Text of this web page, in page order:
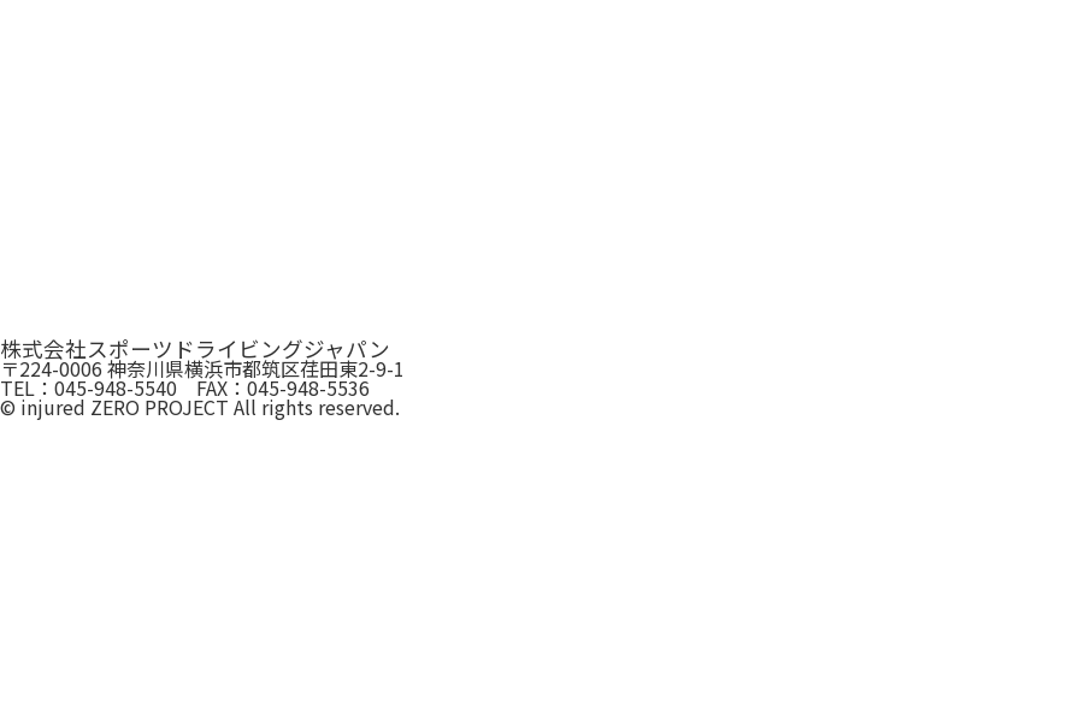
株式会社スポーツドライビングジャパン
〒224-0006 神奈川県横浜市都筑区荏田東2-9-1
TEL：045-948-5540 FAX：045-948-5536
© injured ZERO PROJECT All rights reserved.